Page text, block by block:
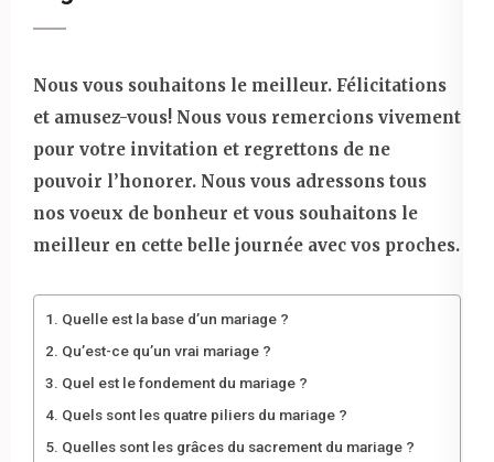
Nous vous souhaitons le meilleur. Félicitations
et amusez-vous! Nous vous remercions vivement
pour votre invitation et regrettons de ne
pouvoir l’honorer. Nous vous adressons tous
nos voeux de bonheur et vous souhaitons le
meilleur en cette belle journée avec vos proches.
Quelle est la base d’un mariage ?
Qu’est-ce qu’un vrai mariage ?
Quel est le fondement du mariage ?
Quels sont les quatre piliers du mariage ?
Quelles sont les grâces du sacrement du mariage ?